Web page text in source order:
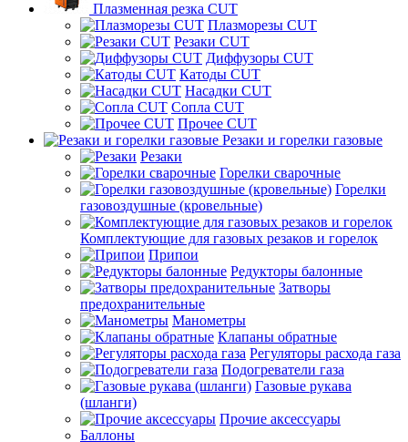
Плазменная резка CUT
Плазморезы CUT
Резаки CUT
Диффузоры CUT
Катоды CUT
Насадки CUT
Сопла CUT
Прочее CUT
Резаки и горелки газовые
Резаки
Горелки сварочные
Горелки
газовоздушные (кровельные)
Комплектующие для газовых резаков и горелок
Припои
Редукторы балонные
Затворы
предохранительные
Манометры
Клапаны обратные
Регуляторы расхода газа
Подогреватели газа
Газовые рукава
(шланги)
Прочие аксессуары
Баллоны